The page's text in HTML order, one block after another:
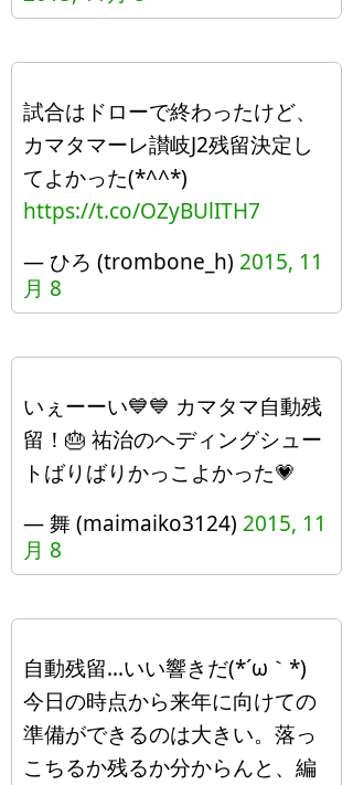
試合はドローで終わったけど、
カマタマーレ讃岐J2残留決定し
てよかった(*^^*)
https://t.co/OZyBUlITH7
— ひろ (trombone_h) 2015, 11
月 8
いぇーーい💙💙 カマタマ自動残
留！🎂 祐治のヘディングシュー
トばりばりかっこよかった💗
— 舞 (maimaiko3124) 2015, 11
月 8
自動残留…いい響きだ(*´ω｀*)
今日の時点から来年に向けての
準備ができるのは大きい。落っ
こちるか残るか分からんと、編